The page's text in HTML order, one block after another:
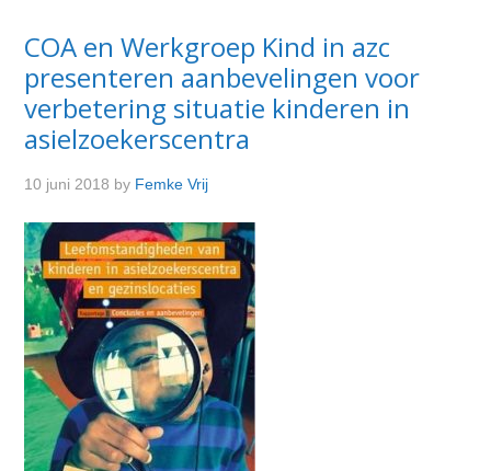
COA en Werkgroep Kind in azc
presenteren aanbevelingen voor
verbetering situatie kinderen in
asielzoekerscentra
10 juni 2018 by Femke Vrij